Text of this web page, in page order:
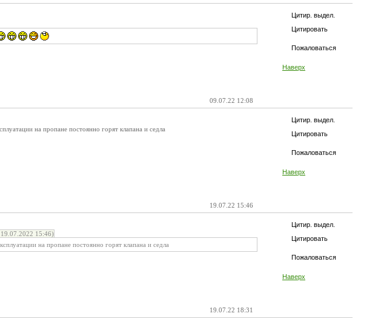
Цитир. выдел.
Цитировать
Пожаловаться
Наверх
09.07.22 12:08
Цитир. выдел.
Цитировать
Пожаловаться
Наверх
на пропане постоянно горят клапана и седла
19.07.22 15:46
Цитир. выдел.
Цитировать
Пожаловаться
Наверх
15:46)
на пропане постоянно горят клапана и седла
19.07.22 18:31